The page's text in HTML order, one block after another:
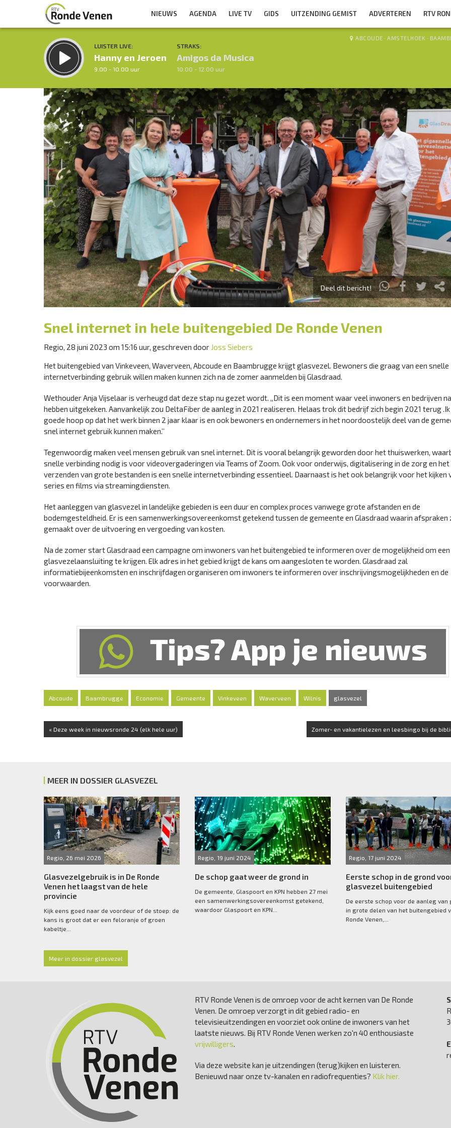
NIEUWS AGENDA LIVE TV GIDS UITZENDING GEMIST ADVERTEREN RTV
LUISTER LIVE:
Hanny en Jeroen
9.00 - 10.00 uur
STRAKS:
Amigos da Musica
10.00 - 12.00 uur
ABCOUDE · AMSTELHOEK ·
Inklappen
Deel dit bericht!
Snel internet in hele buitengebied De Ronde Venen
Regio, 28 juni 2023 om 15:16 uur, geschreven door Joss Siebers
Het buitengebied van Vinkeveen, Waverveen, Abcoude en Baambrugge krijgt glasvezel. Bewoners die graag van een snelle
internetverbinding gebruik willen maken kunnen zich na de zomer aanmelden bij Glasdraad.
Wethouder Anja Vijselaar is verheugd dat deze stap nu gezet wordt. ,,Dit is een moment waar veel inwoners en bedrijven
hebben uitgekeken. Aanvankelijk zou DeltaFiber de aanleg in 2021 realiseren. Helaas trok dit bedrijf zich begin 2021 terug
goede hoop op dat het werk binnen 2 jaar klaar is en ook bewoners en ondernemers in het noordoostelijk deel van de
snel internet gebruik kunnen maken.’’
Tegenwoordig maken veel mensen gebruik van snel internet. Dit is vooral belangrijk geworden door het thuiswerken,
snelle verbinding nodig is voor videovergaderingen via Teams of Zoom. Ook voor onderwijs, digitalisering in de zorg en het
verzenden van grote bestanden is een snelle internetverbinding essentieel. Daarnaast is het ook belangrijk voor het kijken
series en films via streamingdiensten.
Het aanleggen van glasvezel in landelijke gebieden is een duur en complex proces vanwege grote afstanden en de
bodemgesteldheid. Er is een samenwerkingsovereenkomst getekend tussen de gemeente en Glasdraad waarin afspraken
gemaakt over de uitvoering en vergoeding van kosten.
Na de zomer start Glasdraad een campagne om inwoners van het buitengebied te informeren over de mogelijkheid om een
glasvezelaansluiting te krijgen. Elk adres in het gebied krijgt de kans om aangesloten te worden. Glasdraad zal
informatiebijeenkomsten en inschrijfdagen organiseren om inwoners te informeren over inschrijvingsmogelijkheden en de
voorwaarden.
Abcoude Baambrugge Economie Gemeente Vinkeveen Waverveen Wilnis glasvezel
« Deze week in nieuwsronde 24 (elk hele uur) Zomer- en vakantielezen en leesbingo bij de
MEER IN DOSSIER GLASVEZEL
Regio, 26 mei 2026
Glasvezelgebruik is in De Ronde
Venen het laagst van de hele
provincie
Kijk eens goed naar de voordeur of de stoep: de
kans is groot dat er een feloranje of groen
kabeltje...
Regio, 19 juni 2024
De schop gaat weer de grond in
De gemeente, Glaspoort en KPN hebben 27 mei
een samenwerkingsovereenkomst getekend,
waardoor Glaspoort en KPN...
Regio, 17 juni 2024
Eerste schop in de grond
glasvezel buitengebied
De eerste schop voor de aanleg van
in grote delen van het buitengebied
Ronde Venen,...
Meer in dossier glasvezel
RTV Ronde Venen is de omroep voor de acht kernen van De Ronde
Venen. De omroep verzorgt in dit gebied radio- en
televisieuitzendingen en voorziet ook online de inwoners van het
laatste nieuws. Bij RTV Ronde Venen werken zo'n 40 enthousiaste
vrijwilligers.
Via deze website kan je uitzendingen (terug)kijken en luisteren.
Benieuwd naar onze tv-kanalen en radiofrequenties? Klik hier.